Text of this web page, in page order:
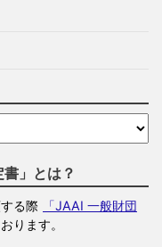
」とは？
る際
「JAAI 一般財団
ります。